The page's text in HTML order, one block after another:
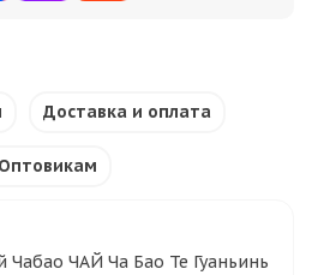
Доставка и оплата
Оптовикам
Чабао ЧАЙ Ча Бао Те Гуаньинь